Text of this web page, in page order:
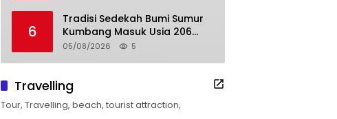
6
Tradisi Sedekah Bumi Sumur
Kumbang Masuk Usia 206
Tahun
05/08/2026 5
Travelling
Tour, Travelling, beach, tourist attraction,